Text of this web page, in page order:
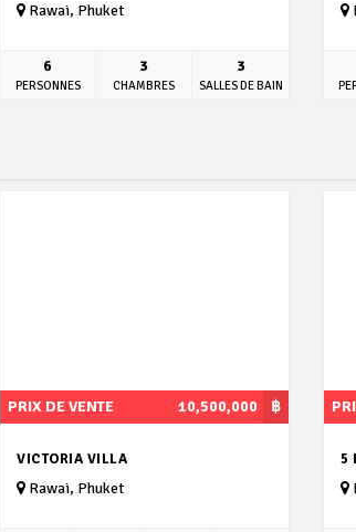
Rawai, Phuket
6
PERSONNES
3
CHAMBRES
3
SALLES DE BAIN
฿
PRIX DE VENTE 10,500,000
VICTORIA VILLA
Rawai, Phuket
5